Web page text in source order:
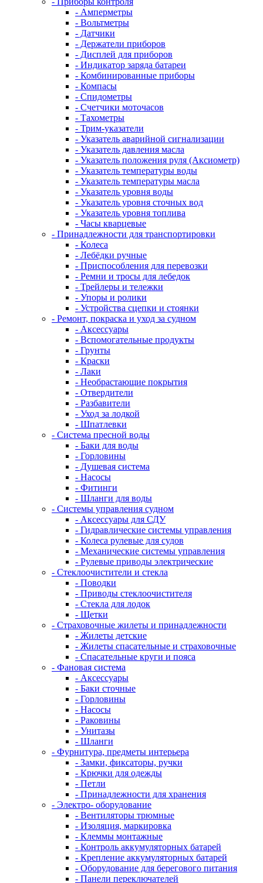
- Амперметры
- Вольтметры
- Датчики
- Держатели приборов
- Дисплей для приборов
- Индикатор заряда батареи
- Комбинированные приборы
- Компасы
- Спидометры
- Счетчики моточасов
- Тахометры
- Трим-указатели
- Указатель аварийной сигнализации
- Указатель давления масла
- Указатель положения руля (Аксиометр)
- Указатель температуры воды
- Указатель температуры масла
- Указатель уровня воды
- Указатель уровня сточных вод
- Указатель уровня топлива
- Часы кварцевые
- Принадлежности для транспортировки
- Колеса
- Лебёдки ручные
- Приспособления для перевозки
- Ремни и тросы для лебедок
- Трейлеры и тележки
- Упоры и ролики
- Устройства сцепки и стоянки
- Ремонт, покраска и уход за судном
- Аксессуары
- Вспомогательные продукты
- Грунты
- Краски
- Лаки
- Необрастающие покрытия
- Отвердители
- Разбавители
- Уход за лодкой
- Шпатлевки
- Система пресной воды
- Баки для воды
- Горловины
- Душевая система
- Насосы
- Фитинги
- Шланги для воды
- Системы управления судном
- Аксессуары для СДУ
- Гидравлические системы управления
- Колеса рулевые для судов
- Механические системы управления
- Рулевые приводы электрические
- Стеклоочистители и стекла
- Поводки
- Приводы стеклоочистителя
- Стекла для лодок
- Щетки
- Страховочные жилеты и принадлежности
- Жилеты детские
- Жилеты спасательные и страховочные
- Спасательные круги и пояса
- Фановая система
- Аксессуары
- Баки сточные
- Горловины
- Насосы
- Раковины
- Унитазы
- Шланги
- Фурнитура, предметы интерьера
- Замки, фиксаторы, ручки
- Крючки для одежды
- Петли
- Принадлежности для хранения
- Электро- оборудование
- Вентиляторы трюмные
- Изоляция, маркировка
- Клеммы монтажные
- Контроль аккумуляторных батарей
- Крепление аккумуляторных батарей
- Оборудование для берегового питания
- Панели переключателей